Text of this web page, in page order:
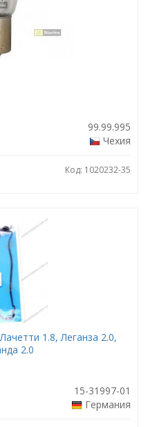
99.99.995
Чехия
Код: 1020232-35
1.8, Леганза 2.0,
2.0
15-31997-01
Германия